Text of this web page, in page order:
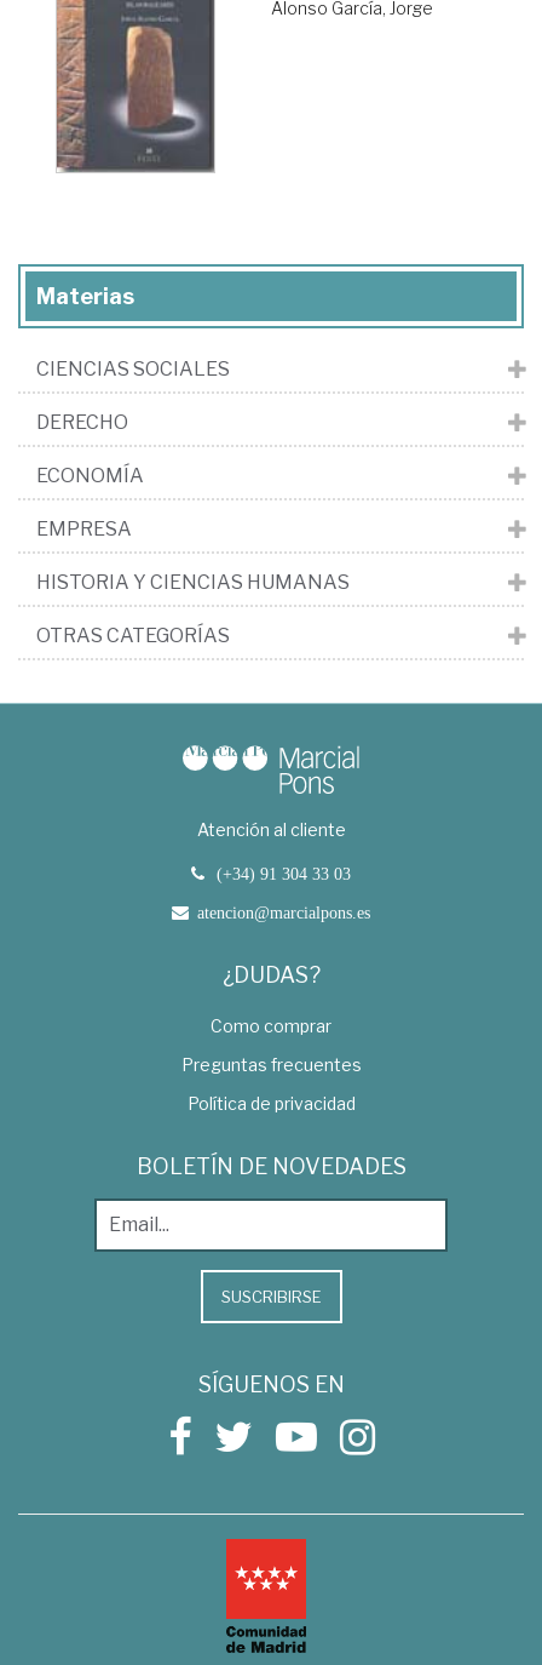
Alonso García, Jorge
Materias
CIENCIAS SOCIALES
DERECHO
ECONOMÍA
EMPRESA
HISTORIA Y CIENCIAS HUMANAS
OTRAS CATEGORÍAS
Atención al cliente
(+34) 91 304 33 03
atencion@marcialpons.es
¿DUDAS?
Como comprar
Preguntas frecuentes
Política de privacidad
BOLETÍN DE NOVEDADES
SUSCRIBIRSE
SÍGUENOS EN